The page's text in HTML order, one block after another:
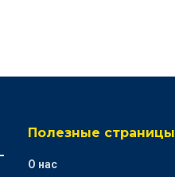
Полезные страницы
О нас